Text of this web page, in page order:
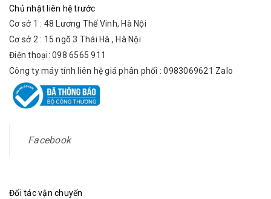
Chủ nhật liên hệ trước
Cơ sở 1 : 48 Lương Thế Vinh, Hà Nội
Cơ sở 2 : 15 ngõ 3 Thái Hà , Hà Nội
Điện thoại: 098 6565 911
Công ty máy tính liên hệ giá phân phối : 0983069621 Zalo
Facebook
Đối tác vận chuyển